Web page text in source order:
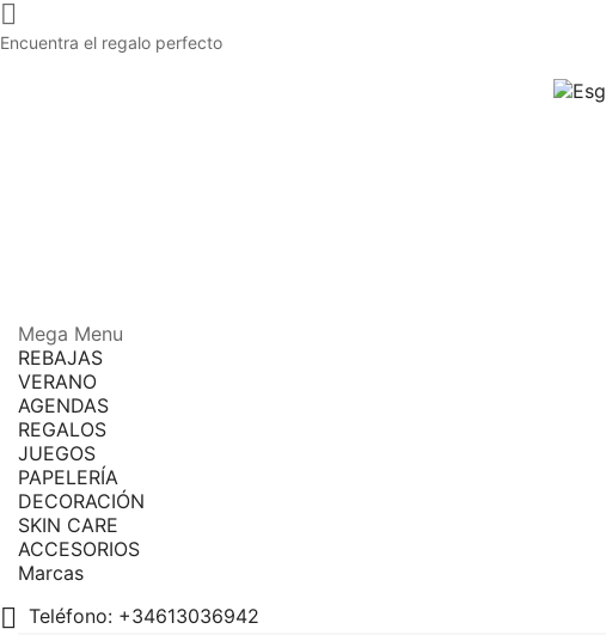

Encuentra el regalo perfecto
Mega Menu
REBAJAS
VERANO
AGENDAS
REGALOS
JUEGOS
PAPELERÍA
DECORACIÓN
SKIN CARE
ACCESORIOS
Marcas
 Teléfono: +34613036942